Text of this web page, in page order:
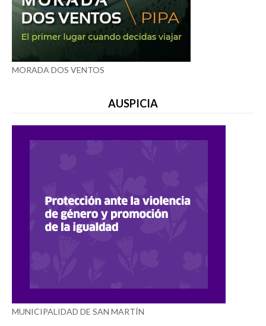
MORADA DOS VENTOS
AUSPICIA
MUNICIPALIDAD DE SAN MARTÍN